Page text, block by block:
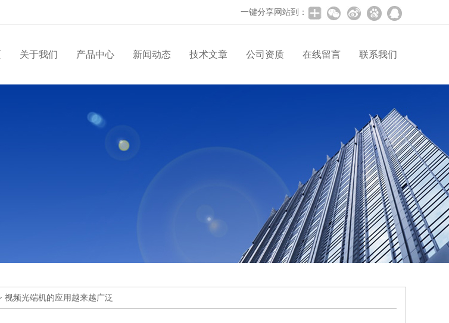
一键分享网站到：
关于我们 产品中心 新闻动态 技术文章 公司资质 在线留言 联系我们
视频光端机的应用越来越广泛